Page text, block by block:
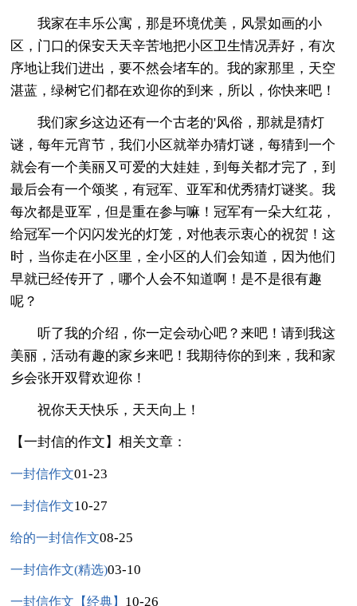
我家在丰乐公寓，那是环境优美，风景如画的小
区，门口的保安天天辛苦地把小区卫生情况弄好，有次
序地让我们进出，要不然会堵车的。我的家那里，天空
湛蓝，绿树它们都在欢迎你的到来，所以，你快来吧！
我们家乡这边还有一个古老的'风俗，那就是猜灯
谜，每年元宵节，我们小区就举办猜灯谜，每猜到一个
就会有一个美丽又可爱的大娃娃，到每关都才完了，到
最后会有一个颂奖，有冠军、亚军和优秀猜灯谜奖。我
每次都是亚军，但是重在参与嘛！冠军有一朵大红花，
给冠军一个闪闪发光的灯笼，对他表示衷心的祝贺！这
时，当你走在小区里，全小区的人们会知道，因为他们
早就已经传开了，哪个人会不知道啊！是不是很有趣
呢？
听了我的介绍，你一定会动心吧？来吧！请到我这
美丽，活动有趣的家乡来吧！我期待你的到来，我和家
乡会张开双臂欢迎你！
祝你天天快乐，天天向上！
【一封信的作文】相关文章：
一封信作文01-23
一封信作文10-27
给的一封信作文08-25
一封信作文(精选)03-10
一封信作文【经典】 10-26